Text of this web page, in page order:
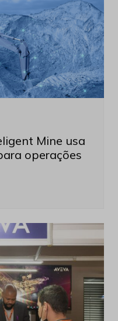
Mine usa
operações